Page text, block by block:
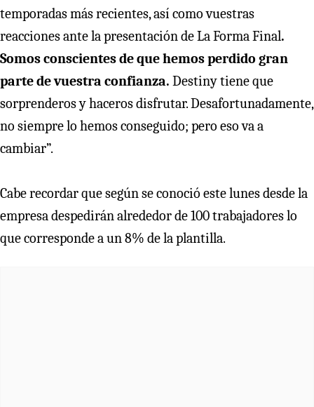
temporadas más recientes, así como vuestras
reacciones ante la presentación de La Forma Final.
Somos conscientes de que hemos perdido gran
parte de vuestra confianza. Destiny tiene que
sorprenderos y haceros disfrutar. Desafortunadamente,
no siempre lo hemos conseguido; pero eso va a
cambiar”.
Cabe recordar que según se conoció este lunes desde la
empresa despedirán alrededor de 100 trabajadores lo
que corresponde a un 8% de la plantilla.